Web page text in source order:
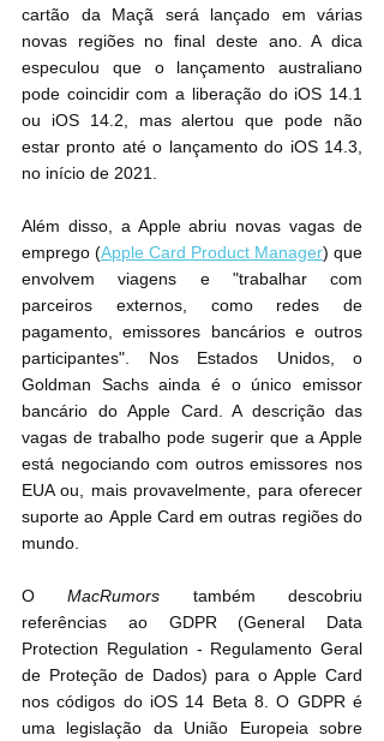
cartão da Maçã será lançado em várias
novas regiões no final deste ano. A dica
especulou que o lançamento australiano
pode coincidir com a liberação do iOS 14.1
ou iOS 14.2, mas alertou que pode não
estar pronto até o lançamento do iOS 14.3,
no início de 2021.
Além disso, a Apple abriu novas vagas de
emprego (Apple Card Product Manager) que
envolvem viagens e "trabalhar com
parceiros externos, como redes de
pagamento, emissores bancários e outros
participantes". Nos Estados Unidos, o
Goldman Sachs ainda é o único emissor
bancário do ‌Apple Card‌. A descrição das
vagas de trabalho pode sugerir que a Apple
está negociando com outros emissores nos
EUA ou, mais provavelmente, para oferecer
suporte ao ‌Apple Card em outras regiões do
mundo.
O MacRumors também descobriu
referências ao GDPR (General Data
Protection Regulation - Regulamento Geral
de Proteção de Dados) para ‌o Apple Card‌
nos códigos do iOS 14 Beta 8. O GDPR é
uma legislação da União Europeia sobre